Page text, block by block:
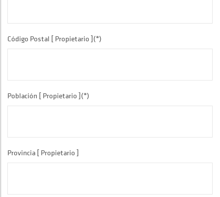
Código Postal [ Propietario ](*)
Población [ Propietario ](*)
Provincia [ Propietario ]